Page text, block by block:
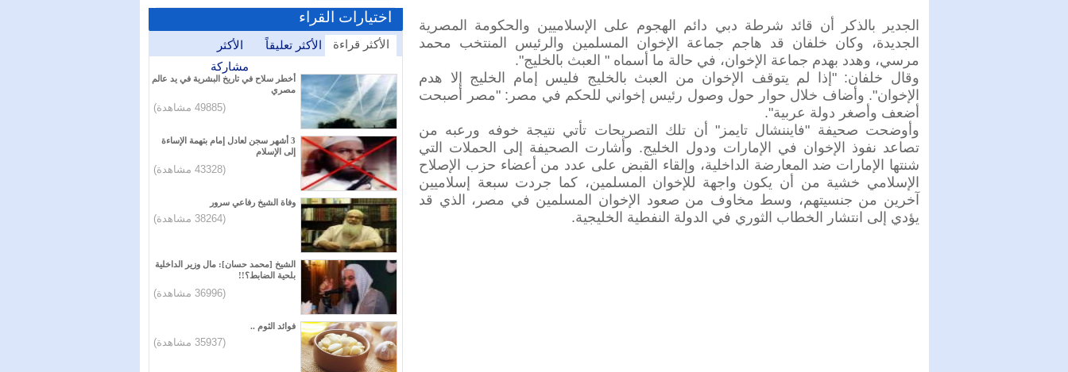
الجدير بالذكر أن قائد شرطة دبي دائم الهجوم على الإسلاميين والحكومة المصرية
الجديدة، وكان خلفان قد هاجم جماعة الإخوان المسلمين والرئيس المنتخب محمد
مرسي، وهدد بهدم جماعة الإخوان، في حالة ما أسماه " العبث بالخليج".
وقال خلفان: "إذا لم يتوقف الإخوان من العبث بالخليج فليس إمام الخليج إلا هدم
الإخوان". وأضاف خلال حوار حول وصول رئيس إخواني للحكم في مصر: "مصر أصبحت
أضعف وأصغر دولة عربية".
وأوضحت صحيفة "فايننشال تايمز" أن تلك التصريحات تأتي نتيجة خوفه ورعبه من
تصاعد نفوذ الإخوان في الإمارات ودول الخليج. وأشارت الصحيفة إلى الحملات التي
شنتها الإمارات ضد المعارضة الداخلية، وإلقاء القبض على عدد من أعضاء حزب الإصلاح
الإسلامي خشية من أن يكون واجهة للإخوان المسلمين، كما جردت سبعة إسلاميين
آخرين من جنسيتهم، وسط مخاوف من صعود الإخوان المسلمين في مصر، الذي قد
يؤدي إلى انتشار الخطاب الثوري في الدولة النفطية الخليجية.
اختيارات القراء
الأكثر قراءة الأكثر تعليقاً
الأكثر
مشاركة
أخطر سلاح في تاريخ البشرية في يد عالم
مصري
(49885 مشاهدة)
3 أشهر سجن لعادل إمام بتهمة الإساءة
إلى الإسلام
(43328 مشاهدة)
وفاة الشيخ رفاعي سرور
(38264 مشاهدة)
الشيخ [محمد حسان]: مال وزير الداخلية
بلحية الضابط؟!!
(36996 مشاهدة)
فوائد الثوم ..
(35937 مشاهدة)